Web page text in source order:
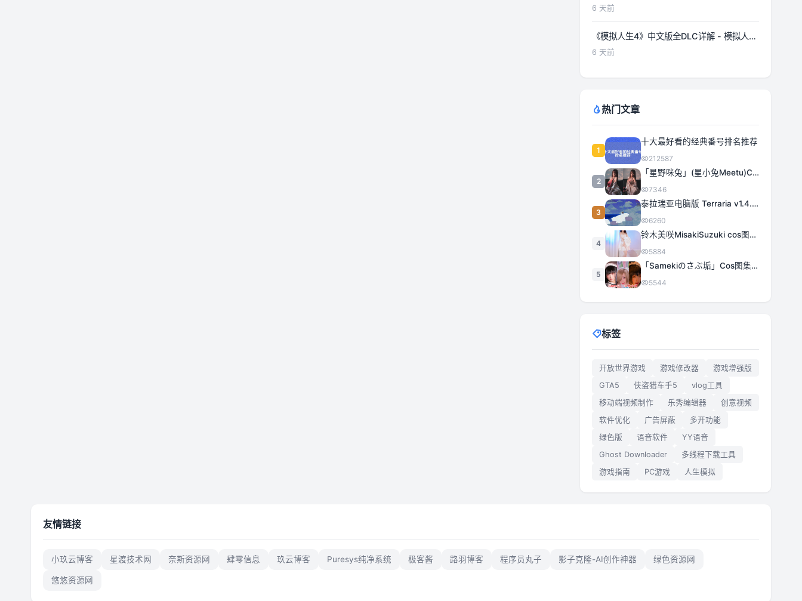
6 天前
《模拟人生4》中文版全DLC详解 - 模拟人生
游戏指南
6 天前
热门文章
1
十大最好看的经典番号排名推荐
212587
2
「星野咪兔」(星小兔Meetu)COS图集全部作品合集 [持续更新]
7346
3
泰拉瑞亚电脑版 Terraria v1.4.5.3 豪华中文 | 全DLC|解压即撸
6260
4
铃木美咲MisakiSuzuki cos图集合集打包下载 363套日系治愈女神精选
5884
5
「Samekiのさぶ垢」Cos图集全部作品作品合集[持续更新] 甜美与性感的完美融合
5544
标签
开放世界游戏 游戏修改器
游戏增强版
GTA5
侠盗猎车手5
vlog工具
移动端视频制作
乐秀编辑器
创意视频
软件优化
广告屏蔽
多开功能
绿色版
语音软件
YY语音
Ghost Downloader
多线程下载工具
游戏指南
PC游戏 人生模拟
友情链接
小玖云博客 星渡技术网 奈斯资源网 肆零信息 玖云博客 Puresys纯净系统 极客酱 路羽博客 程序员丸子 影子克隆-AI创作神器 绿色资源网
悠悠资源网